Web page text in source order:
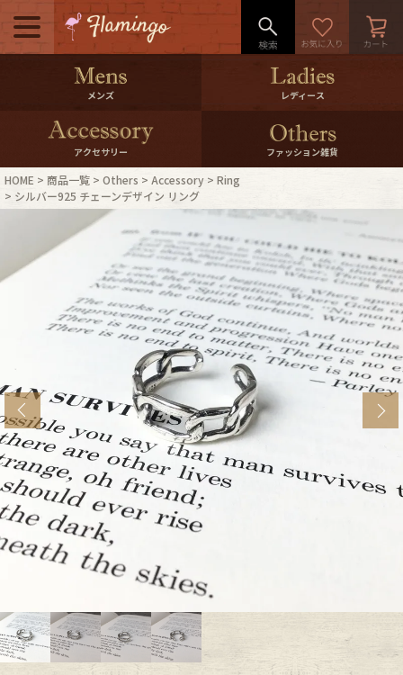
メニュー
500pt＆10％Offクーポンプレゼン
ト
10％0ffクーポンプレゼント
ログイン・会員登録 LINE ID連携
お気に入り マイページ
ご利用ガイド International Shipping
特集一覧
ブランドから探す スタッフコーディネート
年代から探す 古着卸DOCK
メンズ商品カテゴリーから探す
Bottoms
メンズ レディース
アクセサリー ファッション雑貨
HOME 商品一覧 Others Accessory
Ring
シルバー925 チェーンデザイン リング